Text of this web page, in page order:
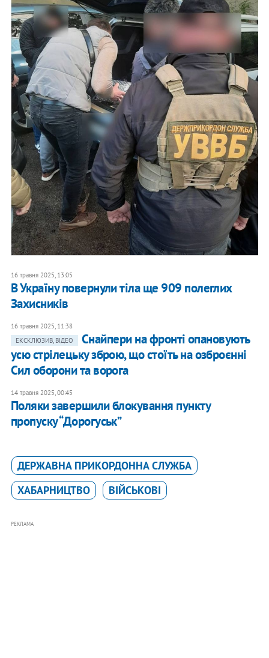
16 травня 2025, 13:05
В Україну повернули тіла ще 909 полеглих
Захисників
16 травня 2025, 11:38
ЕКСКЛЮЗИВ, ВІДЕО
Снайпери на фронті опановують
усю стрілецьку зброю, що стоїть на озброєнні
Сил оборони та ворога
14 травня 2025, 00:45
Поляки завершили блокування пункту
пропуску “Дорогуськ”
ДЕРЖАВНА ПРИКОРДОННА СЛУЖБА
ХАБАРНИЦТВО
ВІЙСЬКОВІ
РЕКЛАМА